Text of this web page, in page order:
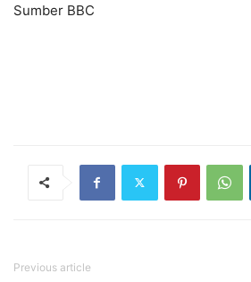
Sumber BBC
Previous article